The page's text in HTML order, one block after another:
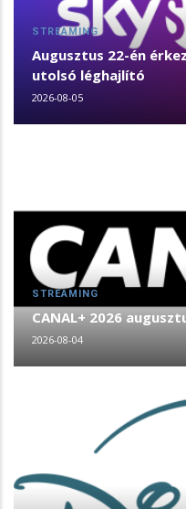
STREAMING
Augusztus 22-én
utolsó léghajlító
2026-08-05
STREAMING
CANAL+ 2026
2026-08-04